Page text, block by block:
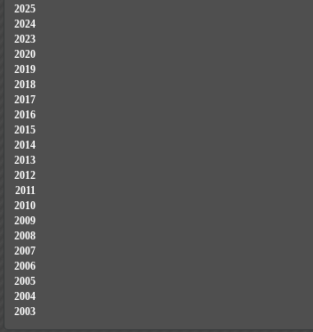
2025
2024
2023
2020
2019
2018
2017
2016
2015
2014
2013
2012
2011
2010
2009
2008
2007
2006
2005
2004
2003